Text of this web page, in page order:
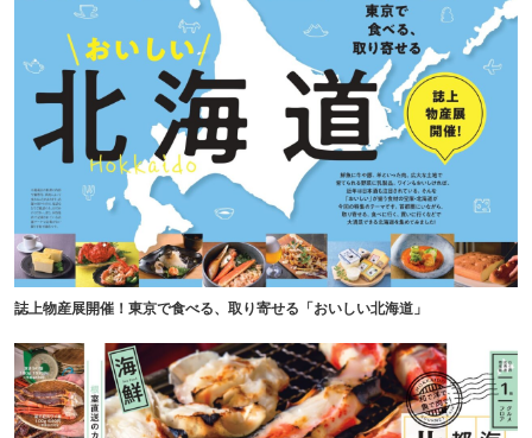
誌上物産展開催！東京で食べる、取り寄せる「おいしい北海道」